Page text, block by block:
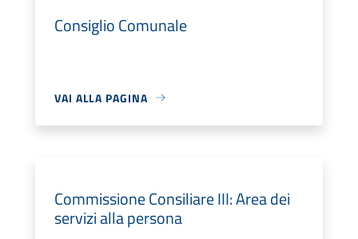
Consiglio Comunale
VAI ALLA PAGINA
Commissione Consiliare III: Area dei
servizi alla persona